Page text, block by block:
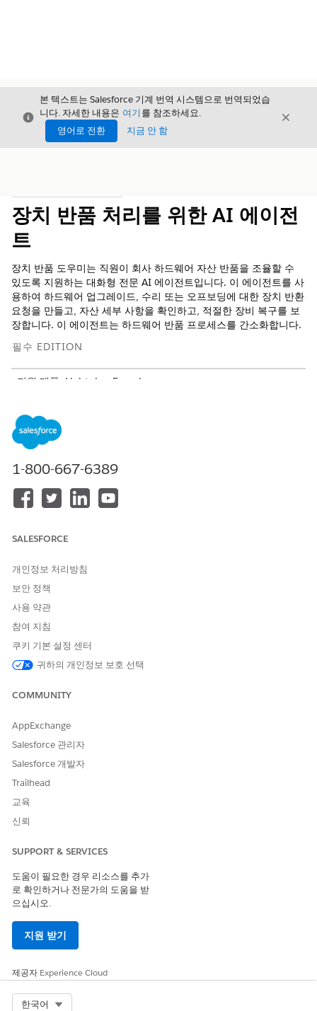
닫기
본 텍스트는 Salesforce 기계 번역 시스템으로 번역되었습
니다. 자세한 내용은 여기 를 참조하세요.
영어로 전환
지금 안 함
닫기
장치 반품 처리를 위한 AI 에이전
트
장치 반품 도우미는 직원이 회사 하드웨어 자산 반품을 조율할 수
있도록 지원하는 대화형 전문 AI 에이전트입니다. 이 에이전트를 사
용하여 하드웨어 업그레이드, 수리 또는 오프보딩에 대한 장치 반환
요청을 만들고, 자산 세부 사항을 확인하고, 적절한 장비 복구를 보
장합니다. 이 에이전트는 하드웨어 반품 프로세스를 간소화합니다.
필수 EDITION
지원 제품: Lightning Experience
Performance
처리합니다. 유사한 신청 및 요청 유형을 지원하도록 추가 서비스
카탈로그 항목 템플릿을 구성할 수 있습니다.
에이전트 작업
이러한 작업은 전문 에이전트와 대화하는 동안 자동으로 실행됩니
Knowledge로 질문 답변
서비스 카탈로그 항목 플로 실행
제품 출시 카드 가져오기
현재 할당된 자산 세부 사항 가져오기
하드웨어 업그레이드를 위해 랩톱 반품
시나리오: 톰은 새 노트북을 받으면서 기존 노트북을 IT 부서로
반품해야 합니다.
톰: 다음 주에 새 노트북을 구매합니다. 현재 항목을 반환하
AI 에이전트: 장치 반품 요청 만들기를 도와드릴 수 있습니
다. 진행하기 전에 확인하려면 현재 노트북 자산 태그가 LT-
4782이고 선불 배송 레이블이 필요합니까? 또는 IT 데스크
에 놓으시겠습니까?
톰: 예, 내 노트북이며 IT 데스크에 놓습니다.
AI 에이전트: 노트북 LT-4782에 대한 장치 반환 요청이 생성
되었습니다. 업무 시간 동안 개인 파일을 백업하고 충전기가
있는 노트북을 3층의 IT 데스크로 가져옵니다. 수신되면 자
산 레코드가 업데이트되고 장치가 안전하게 지워집니다.
1-800-667-6389
SALESFORCE
개인정보 처리방침
보안 정책
사용 약관
참여 지침
쿠키 기본 설정 센터
귀하의 개인정보 보호 선택
COMMUNITY
AppExchange
Salesforce 관리자
Salesforce 개발자
Trailhead
교육
신뢰
SUPPORT & SERVICES
도움이 필요한 경우 리소스를 추가
로 확인하거나 전문가의 도움을 받
으십시오.
지원 받기
제공자 Experience Cloud
한국어